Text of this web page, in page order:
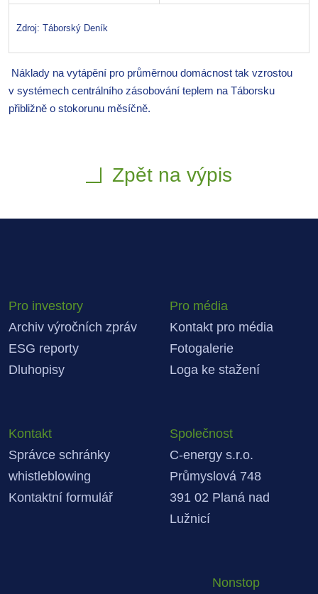
Zdroj: Táborský Deník
Náklady na vytápění pro průměrnou domácnost tak vzrostou
v systémech centrálního zásobování teplem na Táborsku
přibližně o stokorunu měsíčně.
Zpět na výpis
Pro investory
Archiv výročních zpráv
ESG reporty
Dluhopisy
Pro média
Kontakt pro média
Fotogalerie
Loga ke stažení
Kontakt
Správce schránky
whistleblowing
Kontaktní formulář
Společnost
C-energy s.r.o.
Průmyslová 748
391 02 Planá nad
Lužnicí
Nonstop